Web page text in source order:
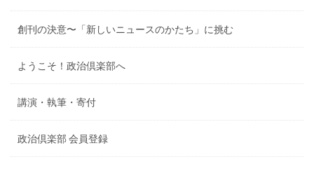
創刊の決意〜「新しいニュースのかたち」に挑む
ようこそ！政治倶楽部へ
講演・執筆・寄付
政治倶楽部 会員登録